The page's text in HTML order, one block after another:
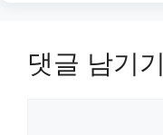
댓글 남기기